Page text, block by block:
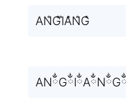
AN̐G̐I̐A̐N̐G̐
ANྂGྂIྂAྂNྂGྂ